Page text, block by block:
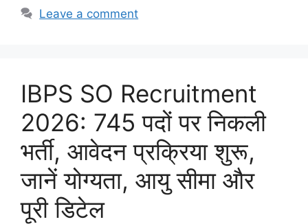
Leave a comment
IBPS SO Recruitment
2026: 745 पदों पर निकली
भर्ती, आवेदन प्रक्रिया शुरू,
जानें योग्यता, आयु सीमा और
पूरी डिटेल